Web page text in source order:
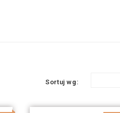
Sortuj wg: